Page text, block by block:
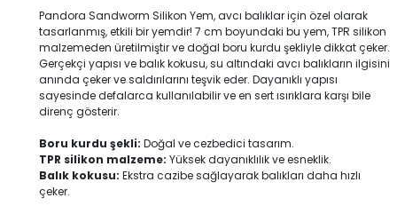
Pandora Sandworm Silikon Yem, avcı balıklar için özel olarak
tasarlanmış, etkili bir yemdir! 7 cm boyundaki bu yem, TPR silikon
malzemeden üretilmiştir ve doğal boru kurdu şekliyle dikkat çeker.
Gerçekçi yapısı ve balık kokusu, su altındaki avcı balıkların ilgisini
anında çeker ve saldırılarını teşvik eder. Dayanıklı yapısı
sayesinde defalarca kullanılabilir ve en sert ısırıklara karşı bile
direnç gösterir.
Boru kurdu şekli: Doğal ve cezbedici tasarım.
TPR silikon malzeme: Yüksek dayanıklılık ve esneklik.
Balık kokusu: Ekstra cazibe sağlayarak balıkları daha hızlı
çeker.